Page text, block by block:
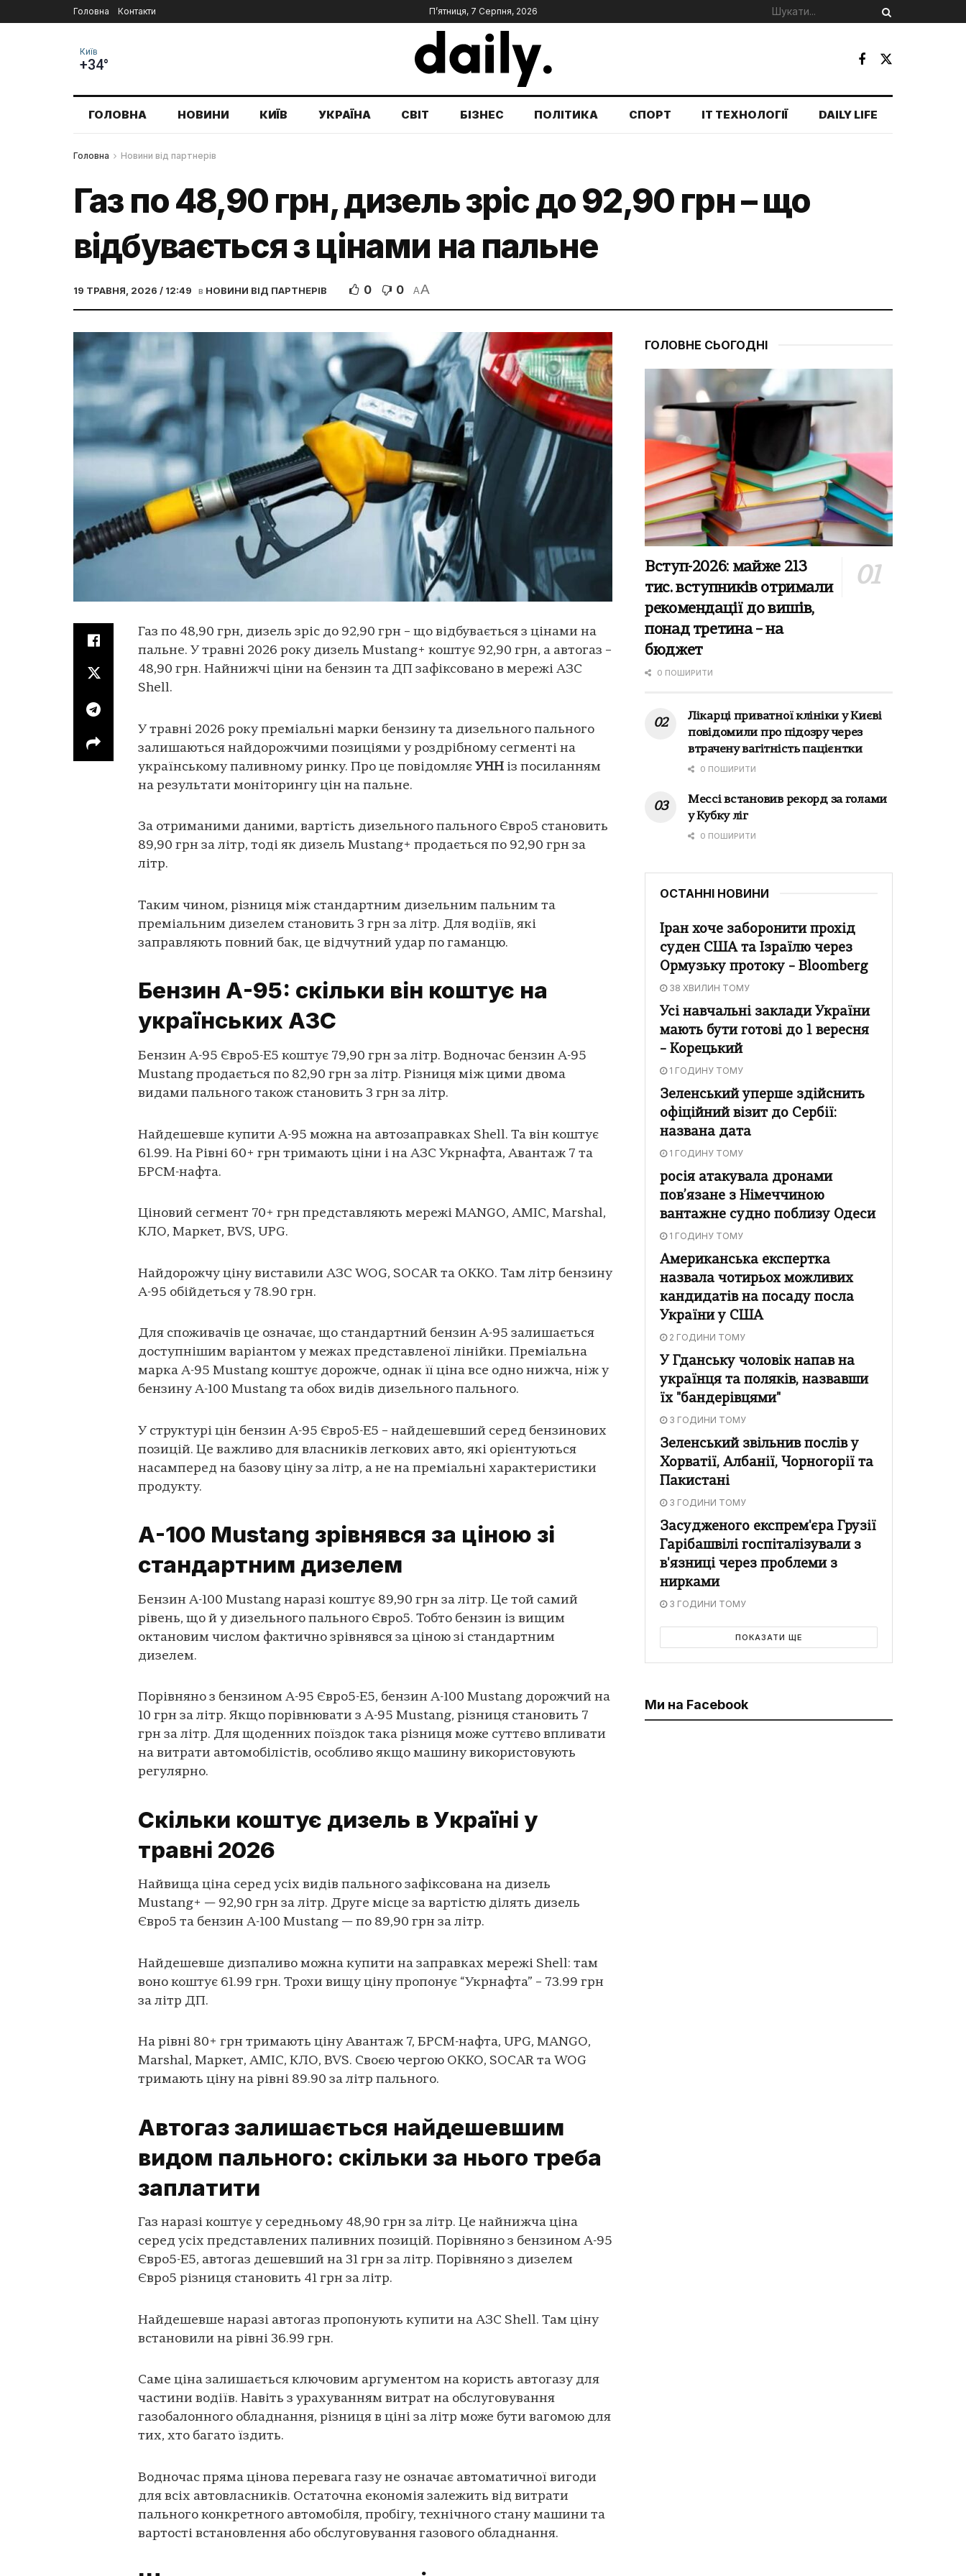
Головна Контакти П’ятниця, 7 Серпня, 2026
Київ
+34°
ГОЛОВНА НОВИНИ КИЇВ УКРАЇНА СВІТ БІЗНЕС ПОЛІТИКА СПОРТ IT ТЕХНОЛОГІЇ DAILY LIFE
Головна Новини від партнерів
Газ по 48,90 грн, дизель зріс до 92,90 грн – що
відбувається з цінами на пальне
19 ТРАВНЯ, 2026 / 12:49 в НОВИНИ ВІД ПАРТНЕРІВ 0 0 AA
Газ по 48,90 грн, дизель зріс до 92,90 грн – що відбувається з цінами на
пальне. У травні 2026 року дизель Mustang+ коштує 92,90 грн, а автогаз –
48,90 грн. Найнижчі ціни на бензин та ДП зафіксовано в мережі АЗС
Shell.
У травні 2026 року преміальні марки бензину та дизельного пального
залишаються найдорожчими позиціями у роздрібному сегменті на
українському паливному ринку. Про це повідомляє УНН із посиланням
на результати моніторингу цін на пальне.
За отриманими даними, вартість дизельного пального Євро5 становить
89,90 грн за літр, тоді як дизель Mustang+ продається по 92,90 грн за
літр.
Таким чином, різниця між стандартним дизельним пальним та
преміальним дизелем становить 3 грн за літр. Для водіїв, які
заправляють повний бак, це відчутний удар по гаманцю.
Бензин А-95: скільки він коштує на
українських АЗС
Бензин А-95 Євро5-Е5 коштує 79,90 грн за літр. Водночас бензин А-95
Mustang продається по 82,90 грн за літр. Різниця між цими двома
видами пального також становить 3 грн за літр.
Найдешевше купити А-95 можна на автозаправках Shell. Та він коштує
61.99. На Рівні 60+ грн тримають ціни і на АЗС Укрнафта, Авантаж 7 та
БРСМ-нафта.
Ціновий сегмент 70+ грн представляють мережі MANGO, AMIC, Marshal,
КЛО, Маркет, BVS, UPG.
Найдорожчу ціну виставили АЗС WOG, SOCAR та ОККО. Там літр бензину
А-95 обійдеться у 78.90 грн.
Для споживачів це означає, що стандартний бензин А-95 залишається
доступнішим варіантом у межах представленої лінійки. Преміальна
марка А-95 Mustang коштує дорожче, однак її ціна все одно нижча, ніж у
бензину А-100 Mustang та обох видів дизельного пального.
У структурі цін бензин А-95 Євро5-Е5 – найдешевший серед бензинових
позицій. Це важливо для власників легкових авто, які орієнтуються
насамперед на базову ціну за літр, а не на преміальні характеристики
продукту.
А-100 Mustang зрівнявся за ціною зі
стандартним дизелем
Бензин А-100 Mustang наразі коштує 89,90 грн за літр. Це той самий
рівень, що й у дизельного пального Євро5. Тобто бензин із вищим
октановим числом фактично зрівнявся за ціною зі стандартним
дизелем.
Порівняно з бензином А-95 Євро5-Е5, бензин А-100 Mustang дорожчий на
10 грн за літр. Якщо порівнювати з А-95 Mustang, різниця становить 7
грн за літр. Для щоденних поїздок така різниця може суттєво впливати
на витрати автомобілістів, особливо якщо машину використовують
регулярно.
Скільки коштує дизель в Україні у
травні 2026
Найвища ціна серед усіх видів пального зафіксована на дизель
Mustang+ — 92,90 грн за літр. Друге місце за вартістю ділять дизель
Євро5 та бензин А-100 Mustang — по 89,90 грн за літр.
Найдешевше дизпаливо можна купити на заправках мережі Shell: там
воно коштує 61.99 грн. Трохи вищу ціну пропонує “Укрнафта” – 73.99 грн
за літр ДП.
На рівні 80+ грн тримають ціну Авантаж 7, БРСМ-нафта, UPG, MANGO,
Marshal, Маркет, AMIC, КЛО, BVS. Своєю чергою ОККО, SOCAR та WOG
тримають ціну на рівні 89.90 за літр пального.
Автогаз залишається найдешевшим
видом пального: скільки за нього треба
заплатити
Газ наразі коштує у середньому 48,90 грн за літр. Це найнижча ціна
серед усіх представлених паливних позицій. Порівняно з бензином А-95
Євро5-Е5, автогаз дешевший на 31 грн за літр. Порівняно з дизелем
Євро5 різниця становить 41 грн за літр.
Найдешевше наразі автогаз пропонують купити на АЗС Shell. Там ціну
встановили на рівні 36.99 грн.
Саме ціна залишається ключовим аргументом на користь автогазу для
частини водіїв. Навіть з урахуванням витрат на обслуговування
газобалонного обладнання, різниця в ціні за літр може бути вагомою для
тих, хто багато їздить.
Водночас пряма цінова перевага газу не означає автоматичної вигоди
для всіх автовласників. Остаточна економія залежить від витрати
пального конкретного автомобіля, пробігу, технічного стану машини та
вартості встановлення або обслуговування газового обладнання.
ГОЛОВНЕ СЬОГОДНІ
Вступ-2026: майже 213
тис. вступників отримали
рекомендації до вишів,
понад третина – на
бюджет
0 ПОШИРИТИ
Лікарці приватної клініки у Києві
повідомили про підозру через
втрачену вагітність пацієнтки
0 ПОШИРИТИ
Мессі встановив рекорд за голами
у Кубку ліг
0 ПОШИРИТИ
ОСТАННІ НОВИНИ
Іран хоче заборонити прохід
суден США та Ізраїлю через
Ормузьку протоку – Bloomberg
38 ХВИЛИН ТОМУ
Усі навчальні заклади України
мають бути готові до 1 вересня
– Корецький
1 ГОДИНУ ТОМУ
Зеленський уперше здійснить
офіційний візит до Сербії:
названа дата
1 ГОДИНУ ТОМУ
росія атакувала дронами
пов’язане з Німеччиною
вантажне судно поблизу Одеси
1 ГОДИНУ ТОМУ
Американська експертка
назвала чотирьох можливих
кандидатів на посаду посла
України у США
2 ГОДИНИ ТОМУ
У Гданську чоловік напав на
українця та поляків, назвавши
їх "бандерівцями"
3 ГОДИНИ ТОМУ
Зеленський звільнив послів у
Хорватії, Албанії, Чорногорії та
Пакистані
3 ГОДИНИ ТОМУ
Засудженого експрем'єра Грузії
Гарібашвілі госпіталізували з
в'язниці через проблеми з
нирками
3 ГОДИНИ ТОМУ
ПОКАЗАТИ ЩЕ
Ми на Facebook